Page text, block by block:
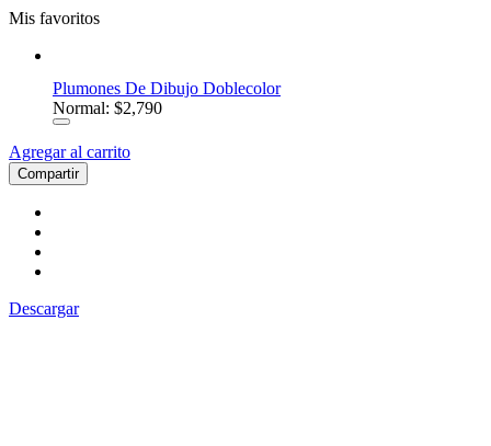
Mis favoritos
Plumones De Dibujo Doblecolor
Normal: $2,790
Agregar al carrito
Compartir
Descargar